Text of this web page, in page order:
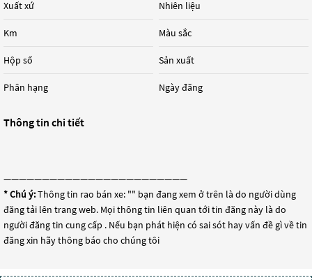
Xuất xứ
Km
Hộp số
Phân hạng
Nhiên liệu
Màu sắc
Sản xuất
Ngày đăng
Thông tin chi tiết
————————————————————————
* Chú ý:Thông tin rao bán xe: "" bạn đang xem ở trên là do người dùng
đăng tải lên trang web. Mọi thông tin liên quan tới tin đăng này là do
người đăng tin cung cấp . Nếu bạn phát hiện có sai sót hay vấn đề gì về tin
đăng xin hãy thông báo cho chúng tôi